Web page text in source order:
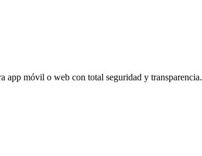
app móvil o web con total seguridad y transparencia.